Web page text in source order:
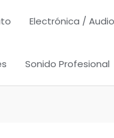
Electrónica /
Sonido Profesional